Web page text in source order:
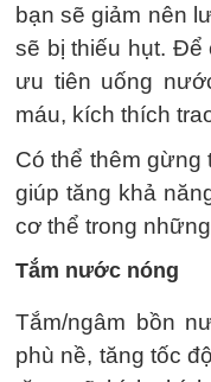
bạn sẽ giảm nên
sẽ bị thiếu hụt. Để
ưu tiên uống
máu, kích thích
Có thể thêm gừng
giúp tăng khả
cơ thể trong
Tắm nước nóng
Tắm/ngâm bồn
phù nề, tăng tốc